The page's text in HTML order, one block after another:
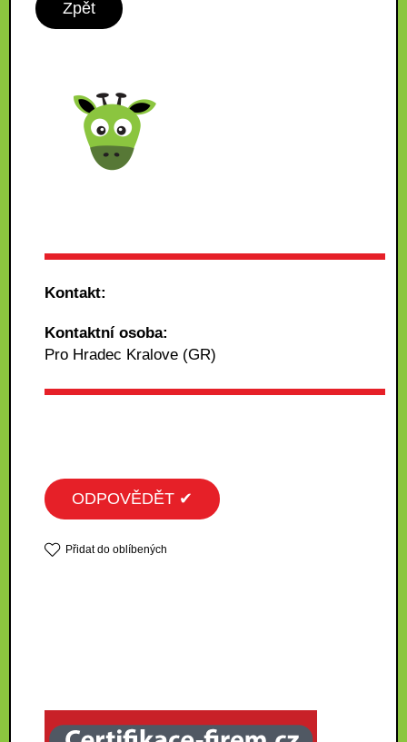
Zpět
Kontakt:
Kontaktní osoba:
Pro Hradec Kralove (GR)
ODPOVĚDĚT ✔
Přidat do oblíbených